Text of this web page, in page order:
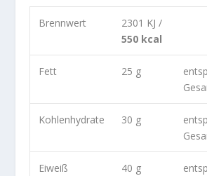
Brennwert
2301 KJ /
550 kcal
Fett 25 g
Kohlenhydrate 30 g
Eiweiß 40 g